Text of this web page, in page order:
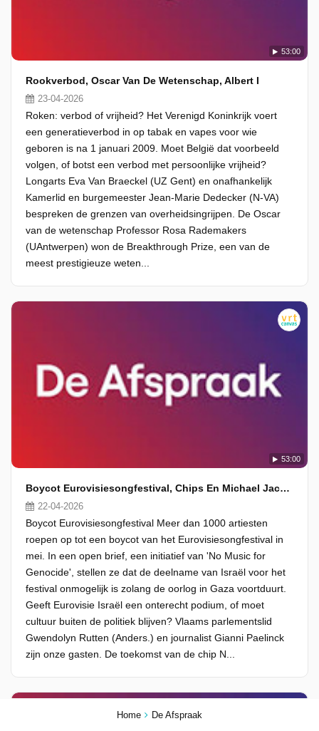
Home De Afspraak
53:00
Rookverbod, Oscar Van De Wetenschap, Albert I
23-04-2026
Roken: verbod of vrijheid? Het Verenigd Koninkrijk voert
een generatieverbod in op tabak en vapes voor wie
geboren is na 1 januari 2009. Moet België dat voorbeeld
volgen, of botst een verbod met persoonlijke vrijheid?
Longarts Eva Van Braeckel (UZ Gent) en onafhankelijk
Kamerlid en burgemeester Jean-Marie Dedecker (N-VA)
bespreken de grenzen van overheidsingrijpen. De Oscar
van de wetenschap Professor Rosa Rademakers
(UAntwerpen) won de Breakthrough Prize, een van de
meest prestigieuze weten...
53:00
Boycot Eurovisiesongfestival, Chips En Michael Jackson
22-04-2026
Boycot Eurovisiesongfestival Meer dan 1000 artiesten
roepen op tot een boycot van het Eurovisiesongfestival in
mei. In een open brief, een initiatief van 'No Music for
Genocide', stellen ze dat de deelname van Israël voor het
festival onmogelijk is zolang de oorlog in Gaza voortduurt.
Geeft Eurovisie Israël een onterecht podium, of moet
cultuur buiten de politiek blijven? Vlaams parlementslid
Gwendolyn Rutten (Anders.) en journalist Gianni Paelinck
zijn onze gasten. De toekomst van de chip N...